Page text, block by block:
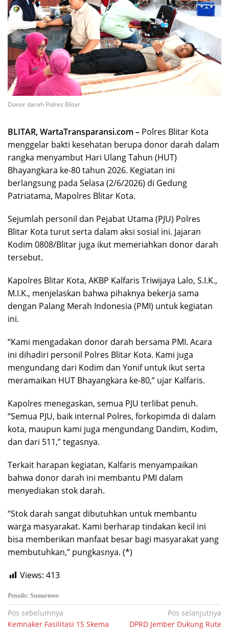
Donor darah Polres Blitar
BLITAR, WartaTransparansi.com – Polres Blitar Kota
menggelar bakti kesehatan berupa donor darah dalam
rangka menyambut Hari Ulang Tahun (HUT)
Bhayangkara ke-80 tahun 2026. Kegiatan ini
berlangsung pada Selasa (2/6/2026) di Gedung
Patriatama, Mapolres Blitar Kota.
Sejumlah personil dan Pejabat Utama (PJU) Polres
Blitar Kota turut serta dalam aksi sosial ini. Jajaran
Kodim 0808/Blitar juga ikut memeriahkan donor darah
tersebut.
Kapolres Blitar Kota, AKBP Kalfaris Triwijaya Lalo, S.I.K.,
M.I.K., menjelaskan bahwa pihaknya bekerja sama
dengan Palang Merah Indonesia (PMI) untuk kegiatan
ini.
“Kami mengadakan donor darah bersama PMI. Acara
ini dihadiri personil Polres Blitar Kota. Kami juga
mengundang dari Kodim dan Yonif untuk ikut serta
meramaikan HUT Bhayangkara ke-80,” ujar Kalfaris.
Kapolres menegaskan, semua PJU terlibat penuh.
“Semua PJU, baik internal Polres, forkopimda di dalam
kota, maupun kami juga mengundang Dandim, Kodim,
dan dari 511,” tegasnya.
Terkait harapan kegiatan, Kalfaris menyampaikan
bahwa donor darah ini membantu PMI dalam
menyediakan stok darah.
“Stok darah sangat dibutuhkan untuk membantu
warga masyarakat. Kami berharap tindakan kecil ini
bisa memberikan manfaat besar bagi masyarakat yang
membutuhkan,” pungkasnya. (*)
Views: 413
Penulis: Sumartono
Navigasi
pos
Pos sebelumnya
Kemnaker Fasilitasi 15 Skema
Pos selanjutnya
DPRD Jember Dukung Rute